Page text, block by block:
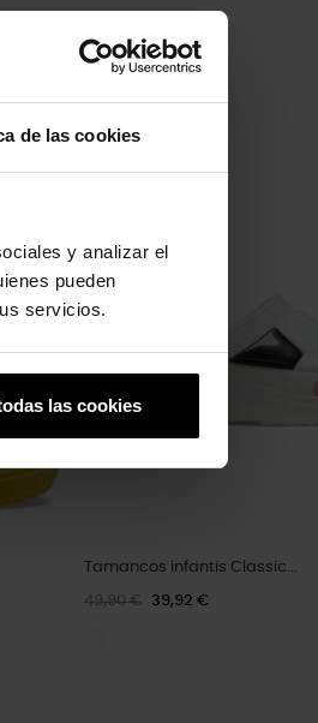
de las cookies
y analizar el
pueden
servicios.
las cookies
Tamancos infantis Classic...
49,90 € 39,92 €